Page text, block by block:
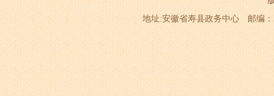
地址:安徽省寿县政务中心 邮编：